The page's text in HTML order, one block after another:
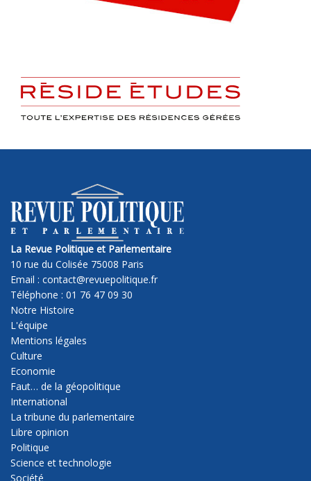
La Revue Politique et Parlementaire
10 rue du Colisée 75008 Paris
Email : contact@revuepolitique.fr
Téléphone : 01 76 47 09 30
Notre Histoire
L'équipe
Mentions légales
Culture
Economie
Faut… de la géopolitique
International
La tribune du parlementaire
Libre opinion
Politique
Science et technologie
Société